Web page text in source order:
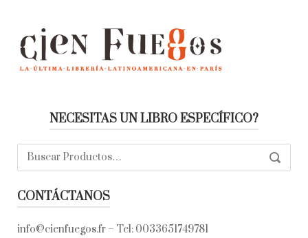
NECESITAS UN LIBRO ESPECÍFICO?
Buscar:
CONTÁCTANOS
info@cienfuegos.fr – Tel: 0033651749781